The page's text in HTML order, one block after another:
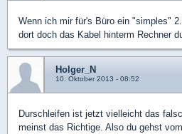
Wenn ich mir für's Büro ein "simples"
dort doch das Kabel hinterm Rechner
Holger_N
10. Oktober 2013 - 08:52
Durschleifen ist jetzt vielleicht das
meinst das Richtige. Also du gehst